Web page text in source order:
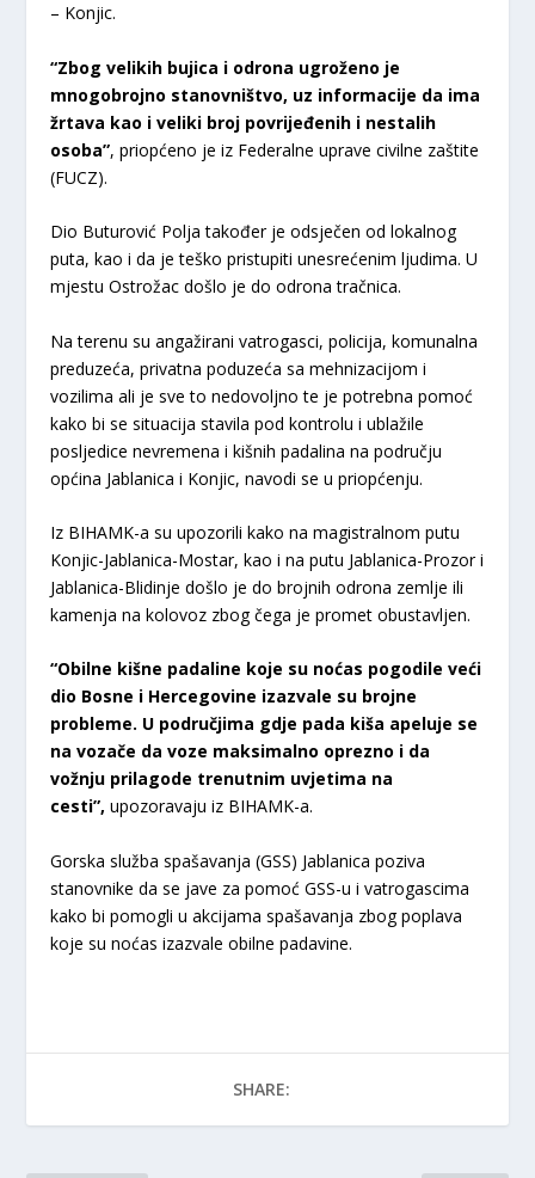
– Konjic.
“Zbog velikih bujica i odrona ugroženo je
mnogobrojno stanovništvo, uz informacije da ima
žrtava kao i veliki broj povrijeđenih i nestalih
osoba”, priopćeno je iz Federalne uprave civilne zaštite
(FUCZ).
Dio Buturović Polja također je odsječen od lokalnog
puta, kao i da je teško pristupiti unesrećenim ljudima. U
mjestu Ostrožac došlo je do odrona tračnica.
Na terenu su angažirani vatrogasci, policija, komunalna
preduzeća, privatna poduzeća sa mehnizacijom i
vozilima ali je sve to nedovoljno te je potrebna pomoć
kako bi se situacija stavila pod kontrolu i ublažile
posljedice nevremena i kišnih padalina na području
općina Jablanica i Konjic, navodi se u priopćenju.
Iz BIHAMK-a su upozorili kako na magistralnom putu
Konjic-Jablanica-Mostar, kao i na putu Jablanica-Prozor i
Jablanica-Blidinje došlo je do brojnih odrona zemlje ili
kamenja na kolovoz zbog čega je promet obustavljen.
“Obilne kišne padaline koje su noćas pogodile veći
dio Bosne i Hercegovine izazvale su brojne
probleme. U područjima gdje pada kiša apeluje se
na vozače da voze maksimalno oprezno i da
vožnju prilagode trenutnim uvjetima na
cesti”, upozoravaju iz BIHAMK-a.
Gorska služba spašavanja (GSS) Jablanica poziva
stanovnike da se jave za pomoć GSS-u i vatrogascima
kako bi pomogli u akcijama spašavanja zbog poplava
koje su noćas izazvale obilne padavine.
SHARE: